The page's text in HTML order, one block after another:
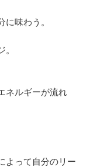
味わう。
ネルギーが流れ
よって自分のリー